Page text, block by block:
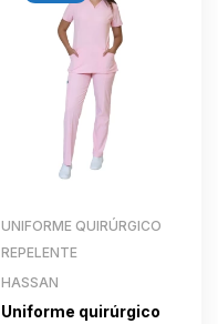
UNIFORME QUIRÚRGICO
REPELENTE
HASSAN
Uniforme quirúrgico